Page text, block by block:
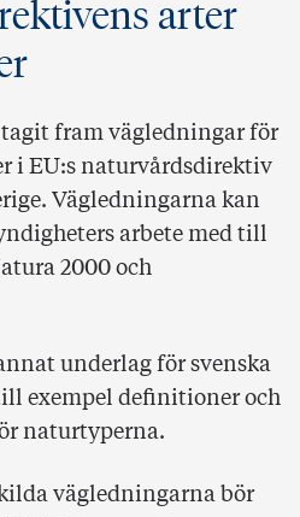
arter
fram vägledningar för
i EU:s naturvårdsdirektiv
Vägledningarna kan
arbete med till
2000 och
underlag för svenska
exempel definitioner och
naturtyperna.
vägledningarna bör